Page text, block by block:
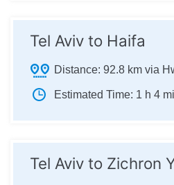
Tel Aviv to Haifa
Distance: 92.8 km via
Estimated Time: 1 h 4
Tel Aviv to Zichron